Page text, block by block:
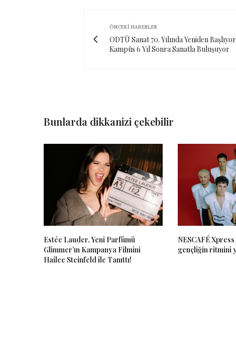
ÖNCEKI HABERLER
ODTÜ Sanat 70. Yılında Yeniden
Kampüs 6 Yıl Sonra Sanatla Buluşuyor
Bunlarda dikkanizi çekebilir
Estée Lauder, Yeni Parfümü
Glimmer’ın Kampanya Filmini
Hailee Steinfeld ile Tanıttı!
NESCAFÉ Xpress
gençliğin ritmini